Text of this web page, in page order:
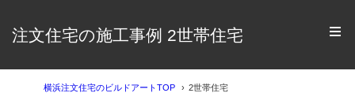
注文住宅の施工事例 2世帯住宅
横浜注文住宅のビルドアートTOP 2世帯住宅